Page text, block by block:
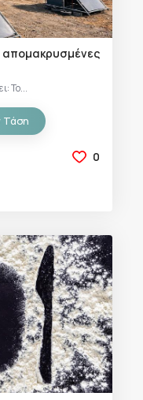
απομακρυσμένες
Το...
Τάση
0